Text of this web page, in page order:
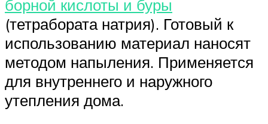
борной кислоты и буры
(тетрабората натрия). Готовый к
использованию материал наносят
методом напыления. Применяется
для внутреннего и наружного
утепления дома.